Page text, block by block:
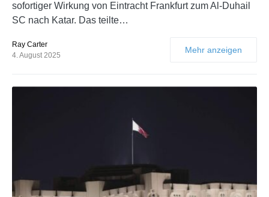
sofortiger Wirkung von Eintracht Frankfurt zum Al-Duhail
SC nach Katar. Das teilte…
Ray Carter
4. August 2025
Mehr anzeigen